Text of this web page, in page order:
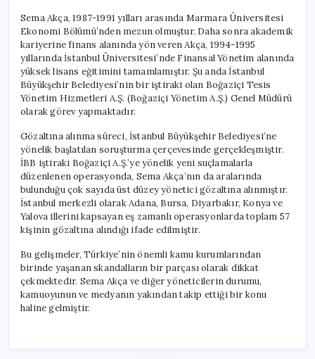
Sema Akça, 1987-1991 yılları arasında Marmara Üniversitesi
Ekonomi Bölümü’nden mezun olmuştur. Daha sonra akademik
kariyerine finans alanında yön veren Akça, 1994-1995
yıllarında İstanbul Üniversitesi’nde Finansal Yönetim alanında
yüksek lisans eğitimini tamamlamıştır. Şu anda İstanbul
Büyükşehir Belediyesi’nin bir iştiraki olan Boğaziçi Tesis
Yönetim Hizmetleri A.Ş. (Boğaziçi Yönetim A.Ş.) Genel Müdürü
olarak görev yapmaktadır.
Gözaltına alınma süreci, İstanbul Büyükşehir Belediyesi’ne
yönelik başlatılan soruşturma çerçevesinde gerçekleşmiştir.
İBB iştiraki Boğaziçi A.Ş.’ye yönelik yeni suçlamalarla
düzenlenen operasyonda, Sema Akça’nın da aralarında
bulunduğu çok sayıda üst düzey yönetici gözaltına alınmıştır.
İstanbul merkezli olarak Adana, Bursa, Diyarbakır, Konya ve
Yalova illerini kapsayan eş zamanlı operasyonlarda toplam 57
kişinin gözaltına alındığı ifade edilmiştir.
Bu gelişmeler, Türkiye’nin önemli kamu kurumlarından
birinde yaşanan skandalların bir parçası olarak dikkat
çekmektedir. Sema Akça ve diğer yöneticilerin durumu,
kamuoyunun ve medyanın yakından takip ettiği bir konu
haline gelmiştir.